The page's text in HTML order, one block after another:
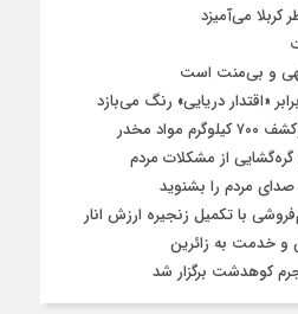
می‌آمیزد
و بی‌منت است
«اقتدار دریایی» رنگ می‌بازد
مخدر
گره‌گشایی از مشکلات مردم
صدای مردم را بشنوید
با تکمیل زنجیره ارزش انار
و خدمت‌ به زائرین
کوهدشت برگزار شد